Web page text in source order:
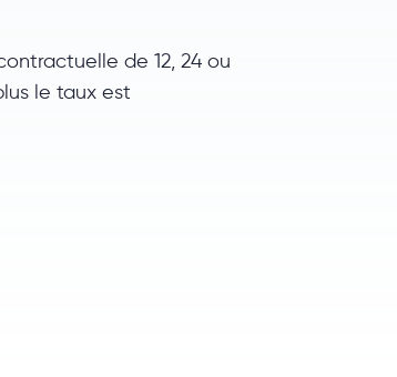
de 12, 24 ou
le taux est